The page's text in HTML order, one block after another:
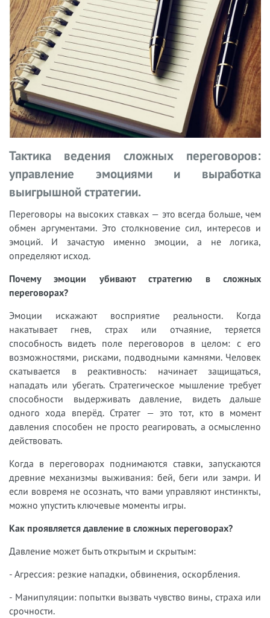
Тактика ведения сложных переговоров:
управление эмоциями и выработка
выигрышной стратегии.
Переговоры на высоких ставках — это всегда больше, чем
обмен аргументами. Это столкновение сил, интересов и
эмоций. И зачастую именно эмоции, а не логика,
определяют исход.
Почему эмоции убивают стратегию в сложных
переговорах?
Эмоции искажают восприятие реальности. Когда
накатывает гнев, страх или отчаяние, теряется
способность видеть поле переговоров в целом: с его
возможностями, рисками, подводными камнями. Человек
скатывается в реактивность: начинает защищаться,
нападать или убегать. Стратегическое мышление требует
способности выдерживать давление, видеть дальше
одного хода вперёд. Стратег — это тот, кто в момент
давления способен не просто реагировать, а осмысленно
действовать.
Когда в переговорах поднимаются ставки, запускаются
древние механизмы выживания: бей, беги или замри. И
если вовремя не осознать, что вами управляют инстинкты,
можно упустить ключевые моменты игры.
Как проявляется давление в сложных переговорах?
Давление может быть открытым и скрытым:
- Агрессия: резкие нападки, обвинения, оскорбления.
- Манипуляции: попытки вызвать чувство вины, страха или
срочности.